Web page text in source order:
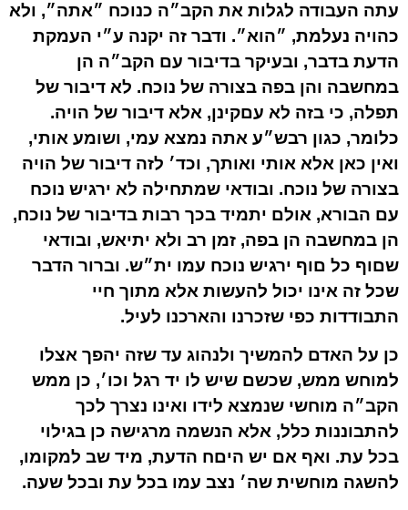
עתה העבודה לגלות את הקב״ה כנוכח ״אתה״, ולא
כהויה נעלמת, ״הוא״. ודבר זה יקנה ע״י העמקת
הדעת בדבר, ובעיקר בדיבור עם הקב״ה הן
במחשבה והן בפה בצורה של נוכח. לא דיבור של
תפלה, כי בזה לא עםקינן, אלא דיבור של הויה.
כלומר, כגון רבש״ע אתה נמצא עמי, ושומע אותי,
ואין כאן אלא אותי ואותך, וכד׳ לזה דיבור של הויה
בצורה של נוכח. ובודאי שמתחילה לא ירגיש נוכח
עם הבורא, אולם יתמיד בכך רבות בדיבור של נוכח,
הן במחשבה הן בפה, זמן רב ולא יתיאש, ובודאי
שםוף כל םוף ירגיש נוכח עמו ית״ש. וברור הדבר
שכל זה אינו יכול להעשות אלא מתוך חיי
התבודדות כפי שזכרנו והארכנו לעיל.
כן על האדם להמשיך ולנהוג עד שזה יהפך אצלו
למוחש ממש, שכשם שיש לו יד רגל וכו׳, כן ממש
הקב״ה מוחשי שנמצא לידו ואינו נצרך לכך
להתבוננות כלל, אלא הנשמה מרגישה כן בגילוי
בכל עת. ואף אם יש היםח הדעת, מיד שב למקומו,
להשגה מוחשית שה׳ נצב עמו בכל עת ובכל שעה.